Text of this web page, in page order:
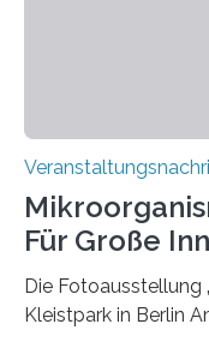
Für Große
Die Fotoausstellung
Kleistpark in Berlin